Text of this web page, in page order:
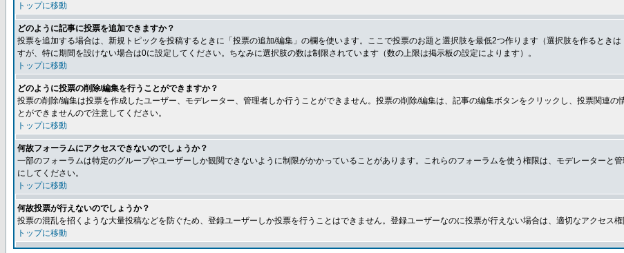
トップに移動
どのように記事に投票を追加できますか？
投票を追加する場合は、新規トピックを投稿するときに「投票の追加/編集」の欄を使います。ここで投票のお題と選択肢を最低2つ作ります（選択肢を作るとき
すが、特に期間を設けない場合は0に設定してください。ちなみに選択肢の数は制限されています（数の上限は掲示板の設定によります）。
トップに移動
どのように投票の削除/編集を行うことができますか？
投票の削除/編集は投票を作成したユーザー、モデレーター、管理者しか行うことができません。投票の削除/編集は、記事の編集ボタンをクリックし、投票関連
とができませんので注意してください。
トップに移動
何故フォーラムにアクセスできないのでしょうか？
一部のフォーラムは特定のグループやユーザーしか観閲できないように制限がかかっていることがあります。これらのフォーラムを使う権限は、モデレーターと
にしてください。
トップに移動
何故投票が行えないのでしょうか？
投票の混乱を招くような大量投稿などを防ぐため、登録ユーザーしか投票を行うことはできません。登録ユーザーなのに投票が行えない場合は、適切なアクセス権
トップに移動